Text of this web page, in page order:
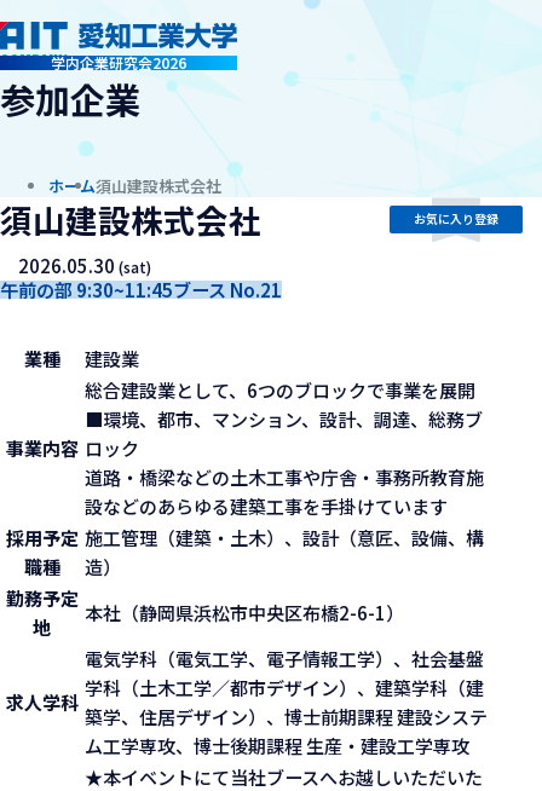
学内企業研究会2026
company
参加企業
ホーム須山建設株式会社
須山建設株式会社
2026.05.30(sat)
午前の部 9:30~11:45ブース No.21
お気に入り登録
業種 建設業
事業内容
総合建設業として、6つのブロックで事業を展開
■環境、都市、マンション、設計、調達、総務ブ
ロック
道路・橋梁などの土木工事や庁舎・事務所教育施
設などのあらゆる建築工事を手掛けています
採用予定
職種
施工管理（建築・土木）、設計（意匠、設備、構
造）
勤務予定
地
本社（静岡県浜松市中央区布橋2-6-1）
求人学科
電気学科（電気工学、電子情報工学）、社会基盤
学科（土木工学／都市デザイン）、建築学科（建
築学、住居デザイン）、博士前期課程 建設システ
ム工学専攻、博士後期課程 生産・建設工学専攻
★本イベントにて当社ブースへお越しいただいた